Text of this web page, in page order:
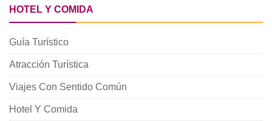
HOTEL Y COMIDA
Guía Turístico
Atracción Turística
Viajes Con Sentido Común
Hotel Y Comida